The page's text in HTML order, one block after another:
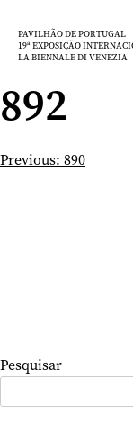
paraPAVILHÃO DE PORTUGAL
19ª EXPOSIÇÃO
LA BIENNALE DI VENEZIA
892
Previous: 890
Pesquisar